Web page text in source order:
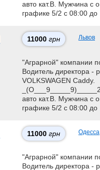
авто кат.В. Мужчина с
графике 5/2 с 08:00
11000 грн Львов
"Аграрной" компании
Водитель директора -
VOLKSWAGEN Caddy.
авто кат.В. Мужчина с
графике 5/2 с 08:00
11000 грн Одесса
"Аграрной" компании
Водитель директора -